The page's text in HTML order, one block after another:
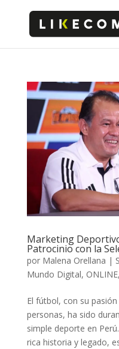
Marketing
Patrocinio con la
por Malena Orellana |
Mundo Digital, ONLINE,
El fútbol, con su
personas, ha sido
simple deporte en
rica historia y legado,